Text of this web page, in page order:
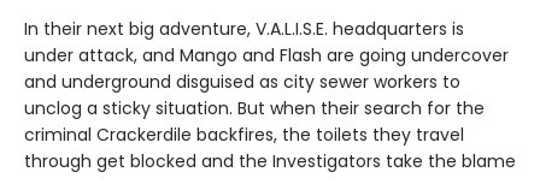
In their next big adventure, V.A.L.I.S.E. headquarters is
under attack, and Mango and Flash are going undercover
and underground disguised as city sewer workers to
unclog a sticky situation. But when their search for the
criminal Crackerdile backfires, the toilets they travel
through get blocked and the Investigators take the blame